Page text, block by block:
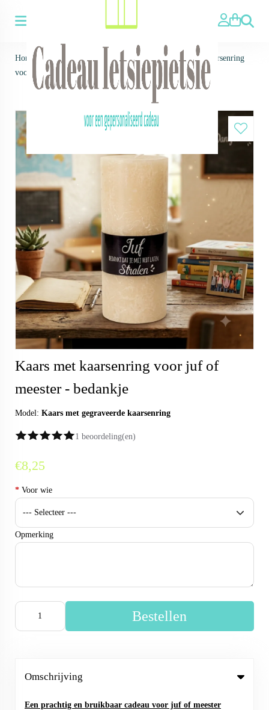
Zoeken
Home > Voor wie ▼ >Voor Juf - Meester> Kaars met kaarsenring
voor juf of meester - bedankje
Kaars met kaarsenring voor juf of
meester - bedankje
Model: Kaars met gegraveerde kaarsenring
1 beoordeling(en)
€8,25
* Voor wie
Opmerking
Bestellen
Omschrijving
Een prachtig en bruikbaar cadeau voor juf of meester